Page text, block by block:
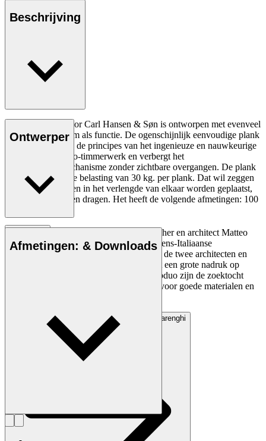
Beschrijving
De Tsugi plank voor Carl Hansen & Søn is ontworpen met evenveel
aandacht voor vorm als functie. De ogenschijnlijk eenvoudige plank
maakt gebruik van de principes van het ingenieuze en nauwkeurige
Japanse Sashimono-timmerwerk en verbergt het
vergrendelingsmechanisme zonder zichtbare overgangen. De plank
heeft een maximale belasting van 30 kg. per plank. Dat wil zeggen
dat als twee planken in het verlengde van elkaar worden geplaatst,
ze elk 30 kg moeten dragen. Het heeft de volgende afmetingen: 100
Ontwerper
Interieurarchitect en ontwerper Sharon Fisher en architect Matteo
Barenghi begonnen hun internationale Deens-Italiaanse
samenwerking in 2008. Sindsdien hebben de twee architecten en
ontwerpers tijdloze stukken gecreëerd met een grote nadruk op
kwaliteit. De speerpunten van het ontwerpduo zijn de zoektocht
naar natuurlijke eenvoud en de fascinatie voor goede materialen en
Maak kennis met Sharon Fisher & Matteo Barenghi
Afmetingen: & Downloads